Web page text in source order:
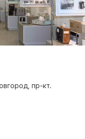
пр-кт.